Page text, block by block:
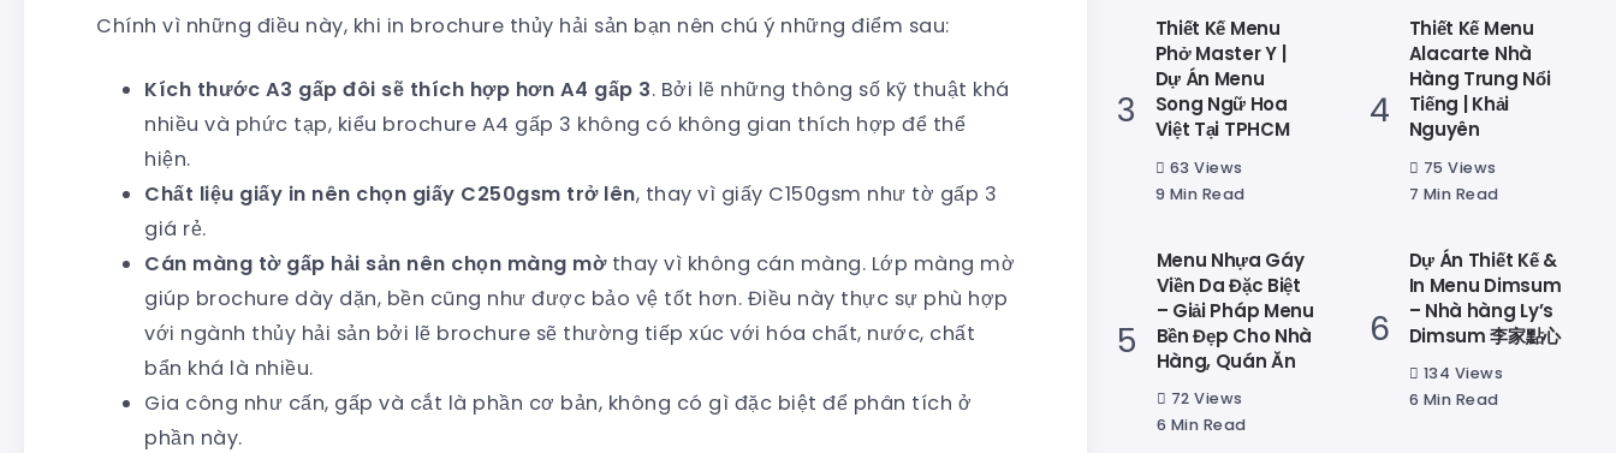
Chính vì những điều này, khi in brochure thủy hải sản bạn nên chú ý những điểm sau:
Kích thước A3 gấp đôi sẽ thích hợp hơn A4 gấp 3. Bởi lẽ những thông số kỹ thuật khá
nhiều và phức tạp, kiểu brochure A4 gấp 3 không có không gian thích hợp để thể
hiện.
Chất liệu giấy in nên chọn giấy C250gsm trở lên, thay vì giấy C150gsm như tờ gấp 3
giá rẻ.
Cán màng tờ gấp hải sản nên chọn màng mờthay vì không cán màng. Lớp màng mờ
giúp brochure dày dặn, bền cũng như được bảo vệ tốt hơn. Điều này thực sự phù hợp
với ngành thủy hải sản bởi lẽ brochure sẽ thường tiếp xúc với hóa chất, nước, chất
bẩn khá là nhiều.
Gia công như cấn, gấp và cắt là phần cơ bản, không có gì đặc biệt để phân tích ở
phần này.
Thiết Kế Menu
Phở Master Y |
Dự Án Menu
Song Ngữ Hoa
Việt Tại TPHCM
63 Views
9 Min Read
Thiết Kế Menu
Alacarte Nhà
Hàng Trung Nổi
Tiếng | Khải
Nguyên
75 Views
7 Min Read
Menu Nhựa Gáy
Viền Da Đặc Biệt
– Giải Pháp Menu
Bền Đẹp Cho Nhà
Hàng, Quán Ăn
72 Views
6 Min Read
Dự Án Thiết Kế &
In Menu Dimsum
– Nhà hàng Ly’s
Dimsum 李家點心
134 Views
6 Min Read